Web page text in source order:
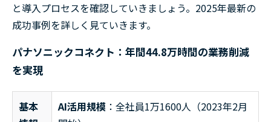
と導入プロセスを確認していきましょう。2025年最新の
成功事例を詳しく見ていきます。
パナソニックコネクト：年間44.8万時間の業務削減
を実現
基本
AI活用規模 ：全社員1万1600人（2023年2月